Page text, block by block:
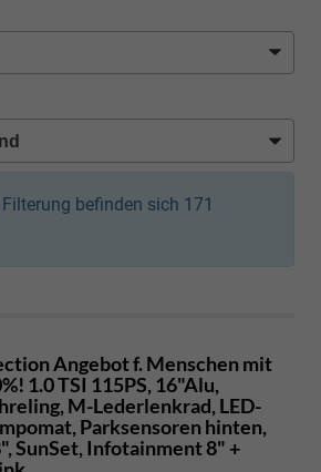
befinden sich 171
Angebot f. Menschen mit
1.0 TSI 115PS, 16"Alu,
M-Lederlenkrad, LED-
Parksensoren hinten,
SunSet, Infotainment 8" +